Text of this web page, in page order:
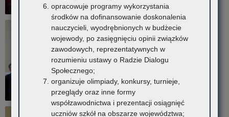
opracowuje programy wykorzystania
środków na dofinansowanie doskonalenia
nauczycieli, wyodrębnionych w budżecie
wojewody, po zasięgnięciu opinii związków
zawodowych, reprezentatywnych w
rozumieniu ustawy o Radzie Dialogu
Społecznego;
organizuje olimpiady, konkursy, turnieje,
przeglądy oraz inne formy
współzawodnictwa i prezentacji osiągnięć
uczniów szkół na obszarze województwa;